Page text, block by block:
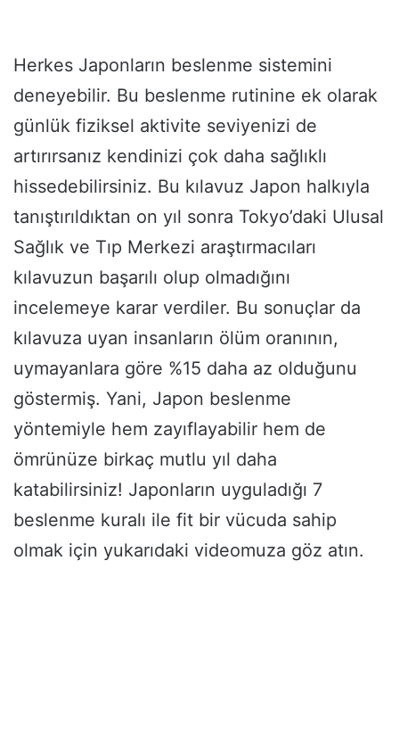
Herkes Japonların beslenme sistemini
deneyebilir. Bu beslenme rutinine ek olarak
günlük fiziksel aktivite seviyenizi de
artırırsanız kendinizi çok daha sağlıklı
hissedebilirsiniz. Bu kılavuz Japon halkıyla
tanıştırıldıktan on yıl sonra Tokyo’daki Ulusal
Sağlık ve Tıp Merkezi araştırmacıları
kılavuzun başarılı olup olmadığını
incelemeye karar verdiler. Bu sonuçlar da
kılavuza uyan insanların ölüm oranının,
uymayanlara göre %15 daha az olduğunu
göstermiş. Yani, Japon beslenme
yöntemiyle hem zayıflayabilir hem de
ömrünüze birkaç mutlu yıl daha
katabilirsiniz! Japonların uyguladığı 7
beslenme kuralı ile fit bir vücuda sahip
olmak için yukarıdaki videomuza göz atın.